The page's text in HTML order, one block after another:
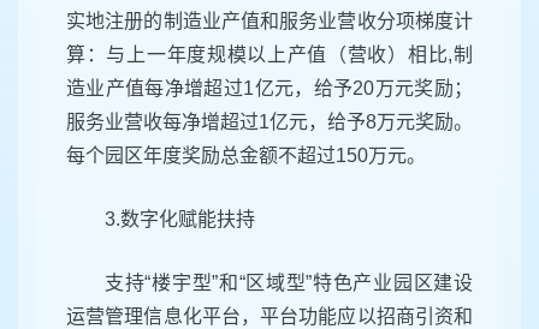
实地注册的制造业产值和服务业营收分项梯度计
算：与上一年度规模以上产值（营收）相比,制
造业产值每净增超过1亿元，给予20万元奖励；
服务业营收每净增超过1亿元，给予8万元奖励。
每个园区年度奖励总金额不超过150万元。
3.数字化赋能扶持
支持“楼宇型”和“区域型”特色产业园区建设
运营管理信息化平台，平台功能应以招商引资和